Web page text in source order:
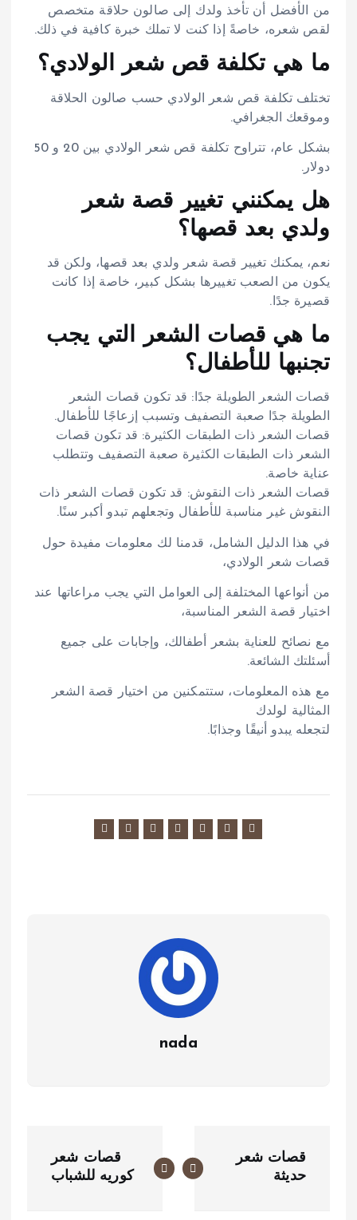
من الأفضل أن تأخذ ولدك إلى صالون حلاقة متخصص
لقص شعره، خاصةً إذا كنت لا تملك خبرة كافية في ذلك.
ما هي تكلفة قص شعر الولادي؟
تختلف تكلفة قص شعر الولادي حسب صالون الحلاقة
وموقعك الجغرافي.
بشكل عام، تتراوح تكلفة قص شعر الولادي بين 20 و 50
دولار.
هل يمكنني تغيير قصة شعر
ولدي بعد قصها؟
نعم، يمكنك تغيير قصة شعر ولدي بعد قصها، ولكن قد
يكون من الصعب تغييرها بشكل كبير، خاصة إذا كانت
قصيرة جدًا.
ما هي قصات الشعر التي يجب
تجنبها للأطفال؟
قصات الشعر الطويلة جدًا: قد تكون قصات الشعر
الطويلة جدًا صعبة التصفيف وتسبب إزعاجًا للأطفال.
قصات الشعر ذات الطبقات الكثيرة: قد تكون قصات
الشعر ذات الطبقات الكثيرة صعبة التصفيف وتتطلب
عناية خاصة.
قصات الشعر ذات النقوش: قد تكون قصات الشعر ذات
النقوش غير مناسبة للأطفال وتجعلهم تبدو أكبر سنًا.
في هذا الدليل الشامل، قدمنا لك معلومات مفيدة حول
قصات شعر الولادي،
من أنواعها المختلفة إلى العوامل التي يجب مراعاتها عند
اختيار قصة الشعر المناسبة،
مع نصائح للعناية بشعر أطفالك، وإجابات على جميع
أسئلتك الشائعة.
مع هذه المعلومات، ستتمكنين من اختيار قصة الشعر
المثالية لولدك
لتجعله يبدو أنيقًا وجذابًا.
nada
قصات شعر
حديثة
قصات شعر
كوريه للشباب